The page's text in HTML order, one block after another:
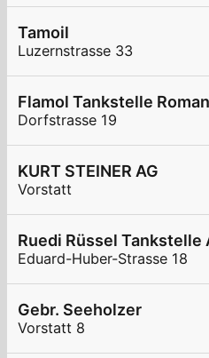
Tamoil
Luzernstrasse 33
Dorfstrasse 19
KURT STEINER AG
Vorstatt
Eduard-Huber-Strasse 18
Gebr. Seeholzer
Vorstatt 8